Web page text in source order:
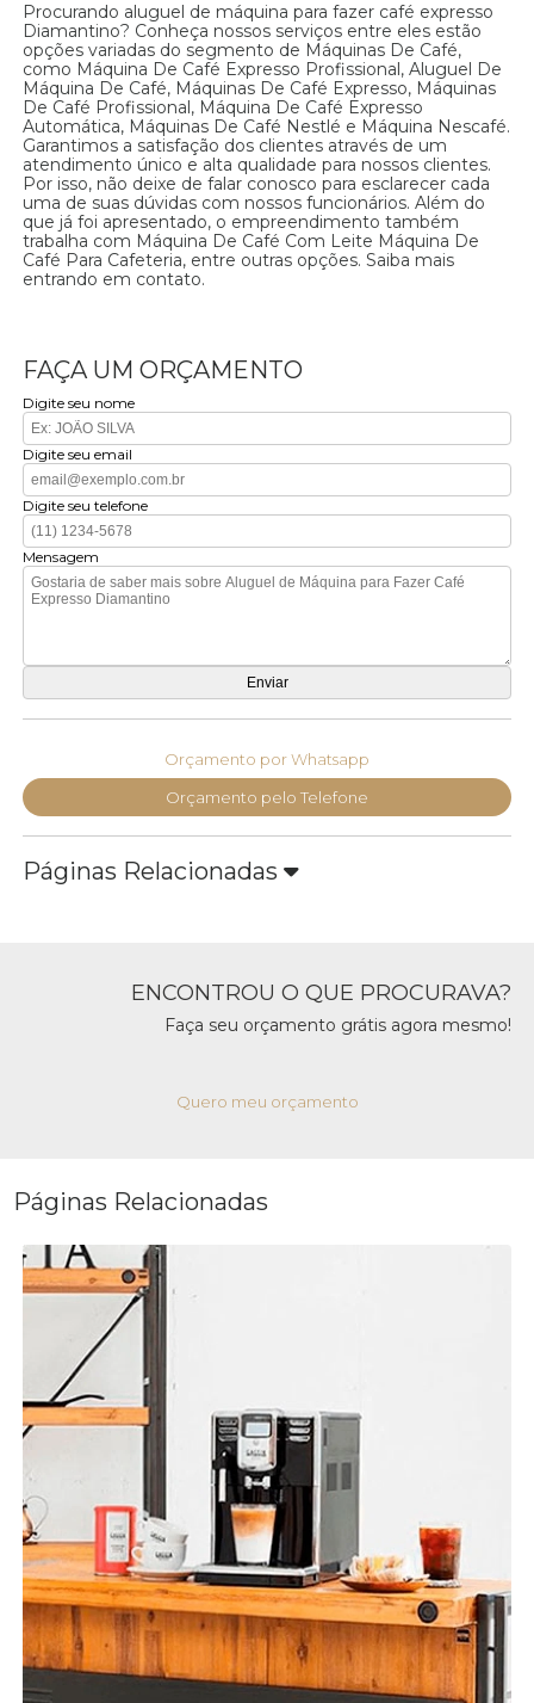
Procurando aluguel de máquina para fazer café expresso
Diamantino? Conheça nossos serviços entre eles estão
opções variadas do segmento de Máquinas De Café,
como Máquina De Café Expresso Profissional, Aluguel De
Máquina De Café, Máquinas De Café Expresso, Máquinas
De Café Profissional, Máquina De Café Expresso
Automática, Máquinas De Café Nestlé e Máquina Nescafé.
Garantimos a satisfação dos clientes através de um
atendimento único e alta qualidade para nossos clientes.
Por isso, não deixe de falar conosco para esclarecer cada
uma de suas dúvidas com nossos funcionários. Além do
que já foi apresentado, o empreendimento também
trabalha com Máquina De Café Com Leite Máquina De
Café Para Cafeteria, entre outras opções. Saiba mais
entrando em contato.
FAÇA UM ORÇAMENTO
Digite seu nome
Digite seu email
Digite seu telefone
Mensagem
Orçamento por Whatsapp
Orçamento pelo Telefone
Páginas Relacionadas
ENCONTROU O QUE PROCURAVA?
Faça seu orçamento grátis agora mesmo!
Quero meu orçamento
Páginas Relacionadas